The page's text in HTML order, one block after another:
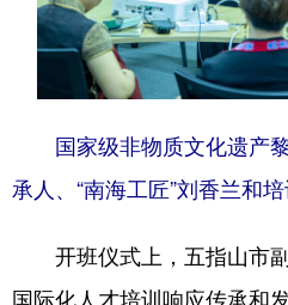
国家级非物质文化遗产
承人、“南海工匠”刘香兰和
开班仪式上，五指山市副
国际化人才培训响应传承和